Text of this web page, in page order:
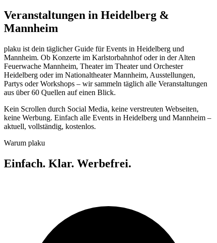
Veranstaltungen in Heidelberg &
Mannheim
plaku ist dein täglicher Guide für Events in Heidelberg und
Mannheim. Ob Konzerte im Karlstorbahnhof oder in der Alten
Feuerwache Mannheim, Theater im Theater und Orchester
Heidelberg oder im Nationaltheater Mannheim, Ausstellungen,
Partys oder Workshops – wir sammeln täglich alle Veranstaltungen
aus über 60 Quellen auf einen Blick.
Kein Scrollen durch Social Media, keine verstreuten Webseiten,
keine Werbung. Einfach alle Events in Heidelberg und Mannheim –
aktuell, vollständig, kostenlos.
Warum plaku
Einfach. Klar. Werbefrei.